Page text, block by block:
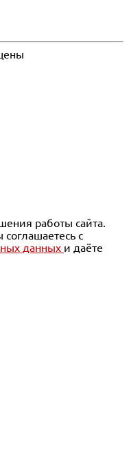
работы сайта.
с
данных и даёте